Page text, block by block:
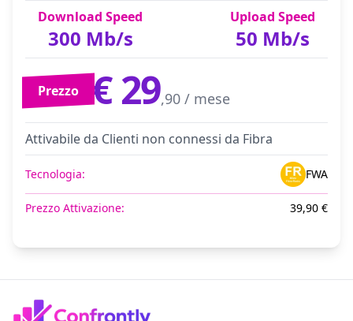
Download Speed
300 Mb/s
Upload Speed
50 Mb/s
Prezzo € 29,90 / mese
Attivabile da Clienti non connessi da Fibra
Tecnologia: FWA
Prezzo Attivazione: 39,90 €